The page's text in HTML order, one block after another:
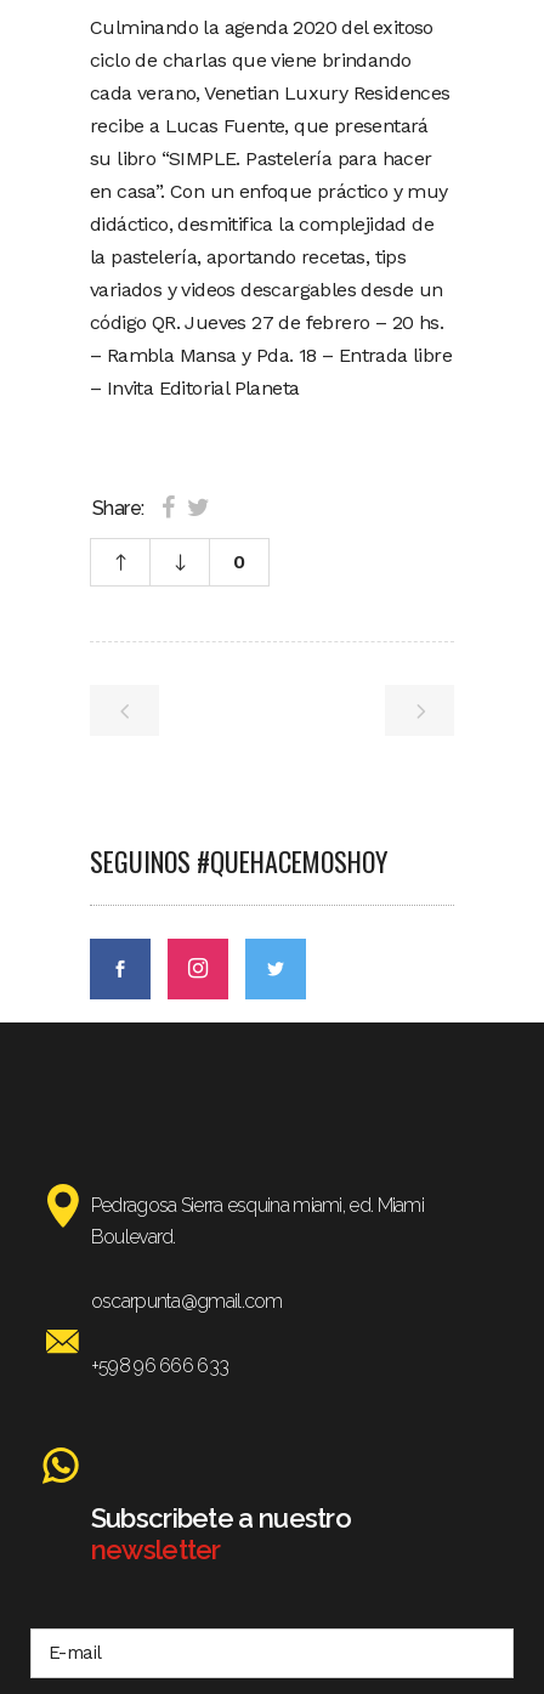
Culminando la agenda 2020 del exitoso
ciclo de charlas que viene brindando
cada verano, Venetian Luxury Residences
recibe a Lucas Fuente, que presentará
su libro “SIMPLE. Pastelería para hacer
en casa”. Con un enfoque práctico y muy
didáctico, desmitifica la complejidad de
la pastelería, aportando recetas, tips
variados y videos descargables desde un
código QR. Jueves 27 de febrero – 20 hs.
– Rambla Mansa y Pda. 18 – Entrada libre
– Invita Editorial Planeta
Share:
0
SEGUINOS #QUEHACEMOSHOY
Pedragosa Sierra esquina miami, ed. Miami
Boulevard.
oscarpunta@gmail.com
+598 96 666 633
Subscribete a nuestro
newsletter